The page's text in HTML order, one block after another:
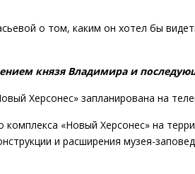
о том, каким он хотел бы
князя Владимира и
Херсонес» запланирована на
«Новый Херсонес» на
и расширения музея-